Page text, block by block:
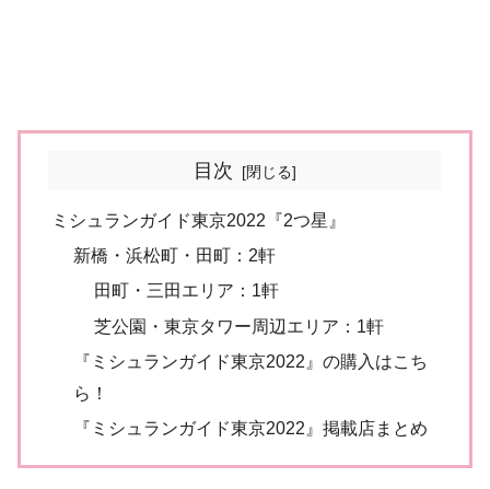
目次
ミシュランガイド東京2022『2つ星』
新橋・浜松町・田町：2軒
田町・三田エリア：1軒
芝公園・東京タワー周辺エリア：1軒
『ミシュランガイド東京2022』の購入はこち
ら！
『ミシュランガイド東京2022』掲載店まとめ